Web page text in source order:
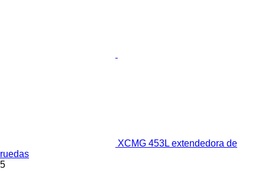
XCMG 453L extendedora de
ruedas
5